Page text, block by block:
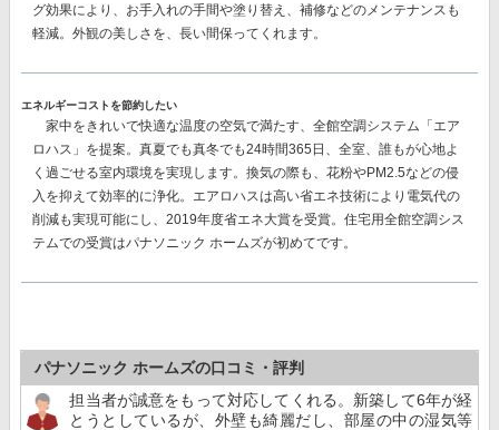
グ効果により、 お手入れの手間や塗り替え、補修などのメンテナンスも
軽減。 外観の美しさを、長い間保ってくれます。
エネルギーコストを節約したい
家中をきれいで快適な温度の空気で満たす、 全館空調システム「エア
ロハス」 を提案。真夏でも真冬でも24時間365日、全室、誰もが心地よ
く過ごせる室内環境を実現します。換気の際も、花粉やPM2.5などの侵
入を抑えて効率的に浄化。エアロハスは高い省エネ技術により電気代の
削減も実現可能にし、 2019年度省エネ大賞を受賞。 住宅用全館空調シス
テムでの受賞はパナソニック ホームズが初めてです。
パナソニック ホームズの口コミ・評判
担当者が誠意をもって対応してくれる。新築して6年が経
とうとしているが、外壁も綺麗だし、部屋の中の湿気等